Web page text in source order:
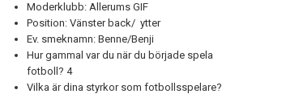
Moderklubb: Allerums GIF
Position: Vänster back/ ytter
Ev. smeknamn: Benne/Benji
Hur gammal var du när du började spela
fotboll? 4
Vilka är dina styrkor som fotbollsspelare?